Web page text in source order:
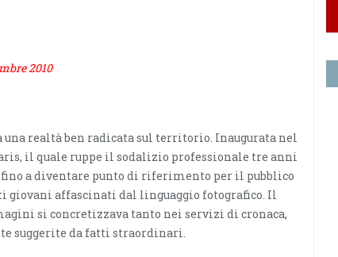
2010
realtà ben radicata sul territorio. Inaugurata nel
il quale ruppe il sodalizio professionale tre anni
a diventare punto di riferimento per il pubblico
giovani affascinati dal linguaggio fotografico. Il
si concretizzava tanto nei servizi di cronaca,
suggerite da fatti straordinari.